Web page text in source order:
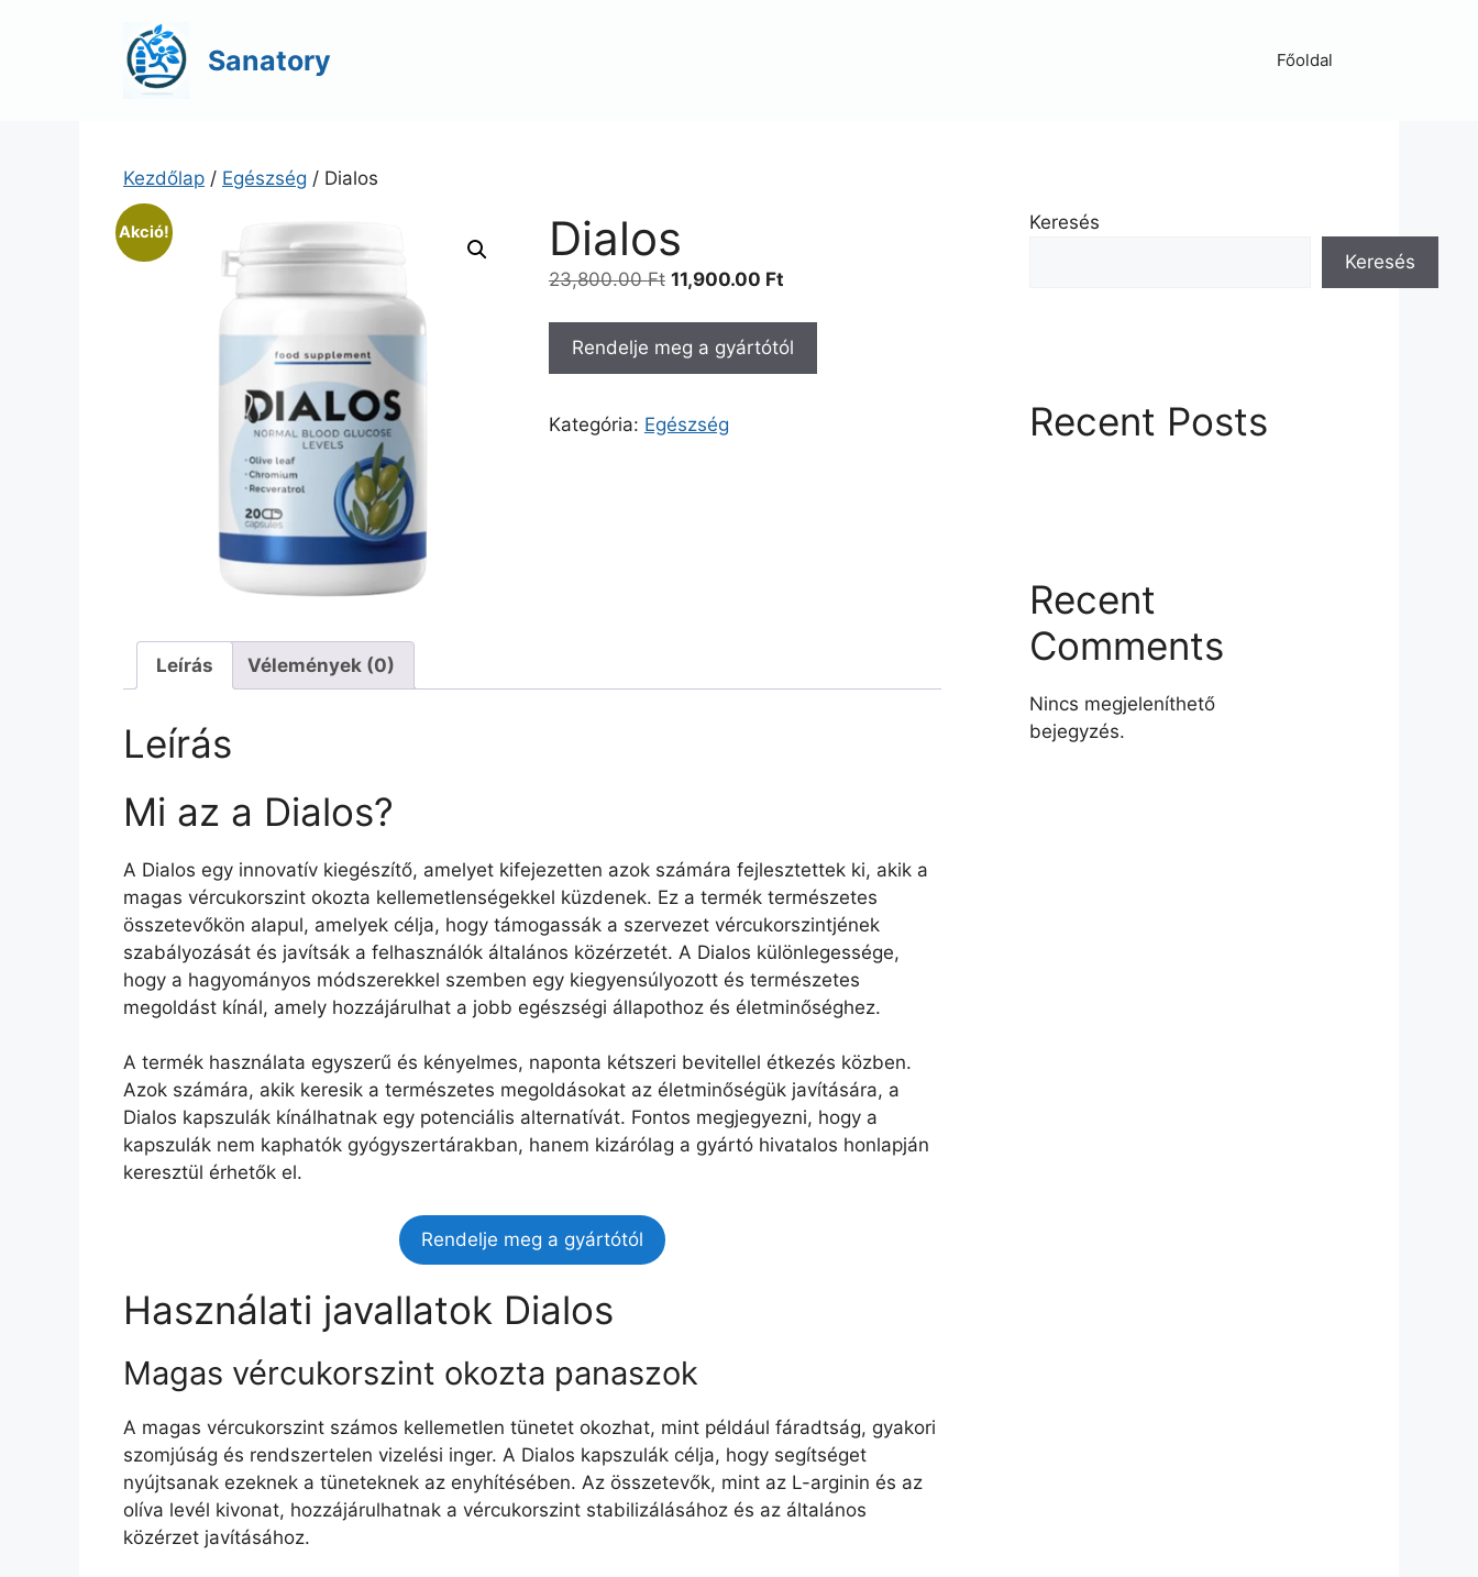
Sanatory Főoldal
Kezdőlap / Egészség / Dialos
Akció! Dialos
23,800.00Ft Original
23,800.00 Ft.
11,900.00 FtCurrent
is:
11,900.00 Ft.
Rendelje meg a gyártótól
Kategória: Egészség
Leírás Vélemények (0)
Leírás
Mi az a Dialos?
A Dialos egy innovatív kiegészítő, amelyet kifejezetten azok számára fejlesztettek ki, akik a
magas vércukorszint okozta kellemetlenségekkel küzdenek. Ez a termék természetes
összetevőkön alapul, amelyek célja, hogy támogassák a szervezet vércukorszintjének
szabályozását és javítsák a felhasználók általános közérzetét. A Dialos különlegessége,
hogy a hagyományos módszerekkel szemben egy kiegyensúlyozott és természetes
megoldást kínál, amely hozzájárulhat a jobb egészségi állapothoz és életminőséghez.
A termék használata egyszerű és kényelmes, naponta kétszeri bevitellel étkezés közben.
Azok számára, akik keresik a természetes megoldásokat az életminőségük javítására, a
Dialos kapszulák kínálhatnak egy potenciális alternatívát. Fontos megjegyezni, hogy a
kapszulák nem kaphatók gyógyszertárakban, hanem kizárólag a gyártó hivatalos honlapján
keresztül érhetők el.
Rendelje meg a gyártótól
Használati javallatok Dialos
Magas vércukorszint okozta panaszok
A magas vércukorszint számos kellemetlen tünetet okozhat, mint például fáradtság, gyakori
szomjúság és rendszertelen vizelési inger. A Dialos kapszulák célja, hogy segítséget
nyújtsanak ezeknek a tüneteknek az enyhítésében. Az összetevők, mint az L-arginin és az
olíva levél kivonat, hozzájárulhatnak a vércukorszint stabilizálásához és az általános
közérzet javításához.
Keresés
Keresés
Recent Posts
Recent
Comments
Nincs megjeleníthető
bejegyzés.